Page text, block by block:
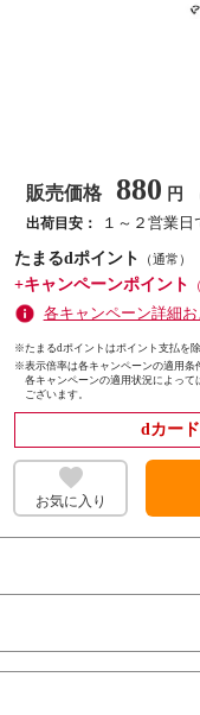
販売価格 880 円
出荷目安：
１～２営業日
たまるdポイント
（通常）
+キャンペーンポイント
各キャンペーン詳細
※たまるdポイントはポイント支払を
※表示倍率は各キャンペーンの適用条
各キャンペーンの適用状況によっ
ございます。
dカー
お気に入り